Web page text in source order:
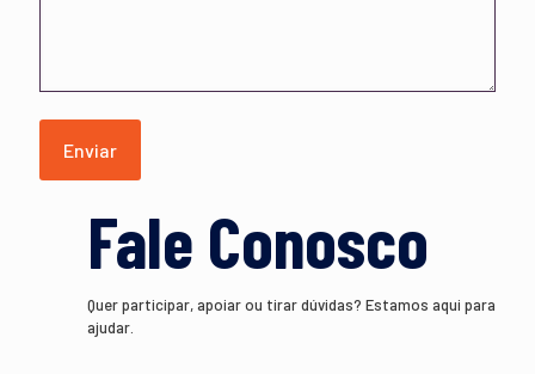
Fale Conosco
Quer participar, apoiar ou tirar dúvidas? Estamos aqui para
ajudar.